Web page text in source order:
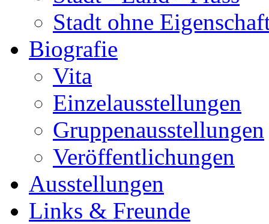
Stadt ohne
Biografie
Vita
Einzelausstellungen
Gruppenausstellungen
Veröffentlichungen
Ausstellungen
Links & Freunde